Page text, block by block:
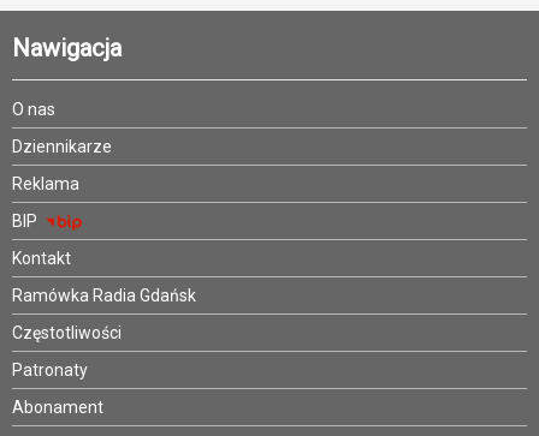
Nawigacja
O nas
Dziennikarze
Reklama
BIP
Kontakt
Ramówka Radia Gdańsk
Częstotliwości
Patronaty
Abonament